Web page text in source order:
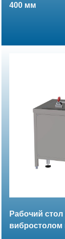
400 мм
Рабочий
вибростолом